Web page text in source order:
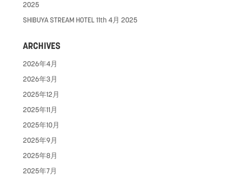
2025
SHIBUYA STREAM HOTEL11th 4月 2025
ARCHIVES
2026年4月
2026年3月
2025年12月
2025年11月
2025年10月
2025年9月
2025年8月
2025年7月